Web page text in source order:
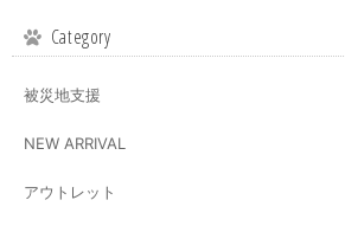
Category
被災地支援
NEW ARRIVAL
アウトレット